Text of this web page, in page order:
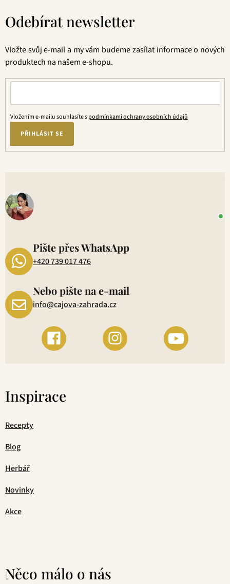
Odebírat newsletter
Vložte svůj e-mail a my vám budeme zasílat informace o nových
produktech na našem e-shopu.
Vložením e-mailu souhlasíte spodmínkami ochrany osobních údajů
PŘIHLÁSIT SE
Pište přes WhatsApp
+420 739 017 476
Nebo pište na e-mail
info@cajova-zahrada.cz
Inspirace
Recepty
Blog
Herbář
Novinky
Akce
Něco málo o nás